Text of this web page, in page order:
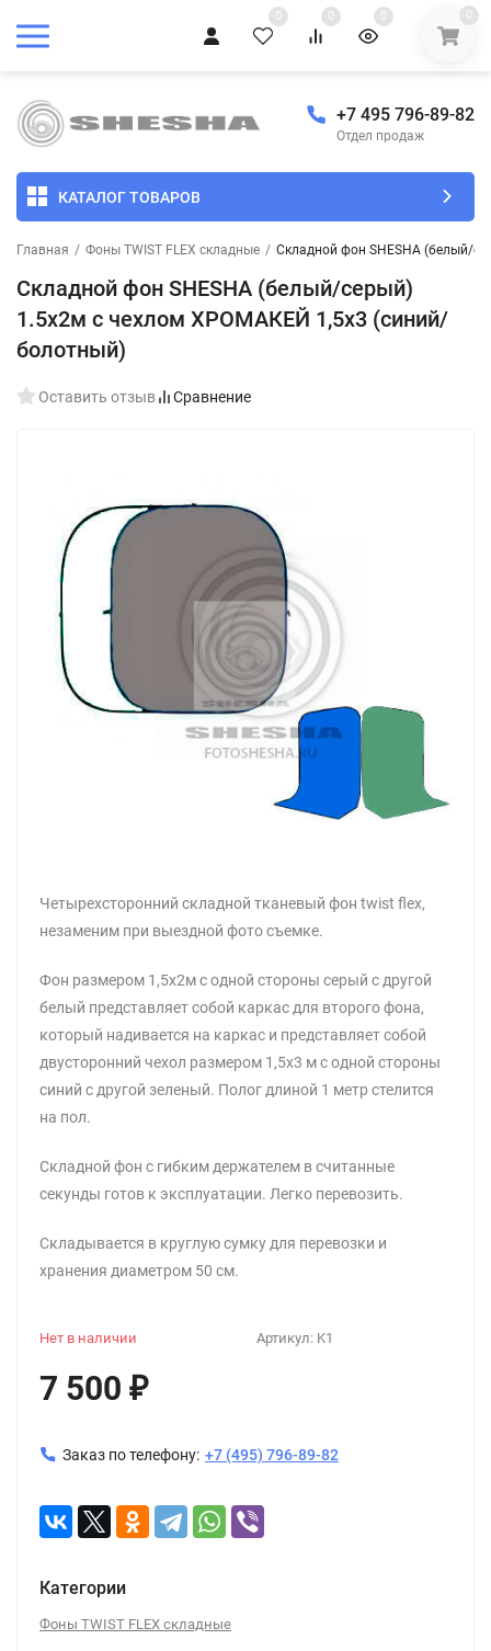
0 0 0 0
+7 495 796-89-82
Отдел продаж
КАТАЛОГ ТОВАРОВ
Главная / Фоны TWIST FLEX складные / Складной фон SHESHA (белый/
Складной фон SHESHA (белый/серый)
1.5х2м с чехлом ХРОМАКЕЙ 1,5х3 (синий/
болотный)
Оставить отзыв Сравнение
Четырехсторонний складной тканевый фон twist flex,
незаменим при выездной фото съемке.
Фон размером 1,5х2м с одной стороны серый с другой
белый представляет собой каркас для второго фона,
который надивается на каркас и представляет собой
двусторонний чехол размером 1,5х3 м с одной стороны
синий с другой зеленый. Полог длиной 1 метр стелится
на пол.
Складной фон с гибким держателем в считанные
секунды готов к эксплуатации. Легко перевозить.
Складывается в круглую сумку для перевозки и
хранения диаметром 50 см.
Артикул: K1
Нет в наличии
7 500 ₽
Заказ по телефону: +7 (495) 796-89-82
Категории
Фоны TWIST FLEX складные